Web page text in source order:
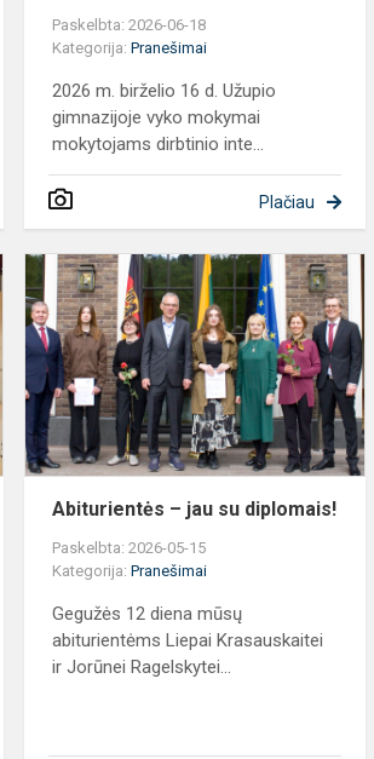
Paskelbta: 2026-06-18
Kategorija:Pranešimai
2026 m. birželio 16 d. Užupio
gimnazijoje vyko mokymai
mokytojams dirbtinio inte...
Plačiau
Užupio
gimnazijos
krepšininkai
kovingo
žygio
Vilniaus
3x...
Abiturientės – jau su diplomais!
Paskelbta: 2026-05-15
Kategorija:Pranešimai
Gegužės 12 diena mūsų
abiturientėms Liepai Krasauskaitei
ir Jorūnei Ragelskytei...